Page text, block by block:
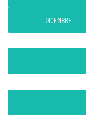
DICEMBRE